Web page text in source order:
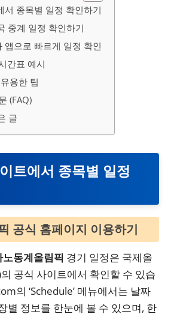
서 종목별 일정 확인하기
중계 일정 확인하기
앱으로 빠르게 일정 확인
간표 예시
용한 팁
(FAQ)
글
트에서 종목별 일정
공식 홈페이지 이용하기
노동계올림픽 경기 일정은 국제올
공식 사이트에서 확인할 수 있습
의 ‘Schedule’ 메뉴에서는 날짜
별 정보를 한눈에 볼 수 있으며, 한